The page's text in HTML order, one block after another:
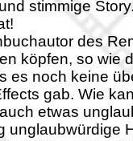
stimmige
des
köpfen, so wie
es noch keine
gab. Wie
etwas
unglaubwürdige